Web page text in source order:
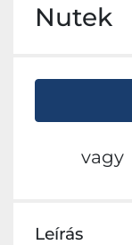
Nutek
vagy
Leírás